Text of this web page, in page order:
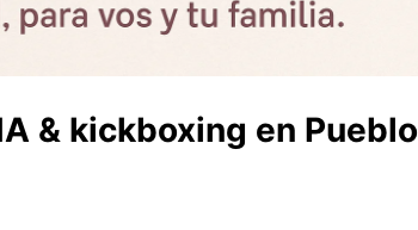
& kickboxing en Pueblo